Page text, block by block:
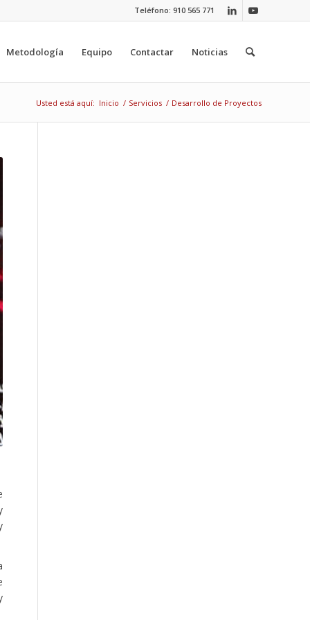
Teléfono: 910 565 771
Metodología Equipo Contactar Noticias
Usted está aquí: Inicio / Servicios / Desarrollo de Proyectos